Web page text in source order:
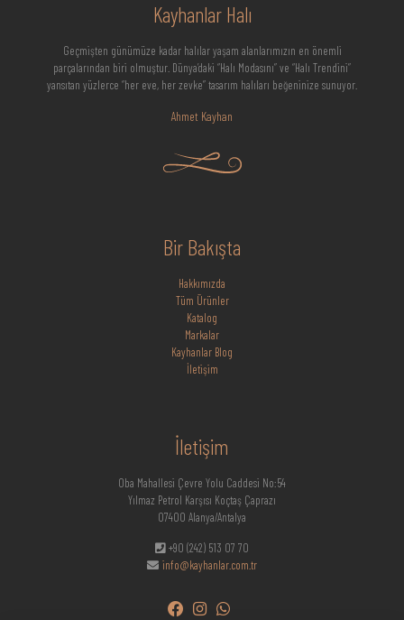
Kayhanlar Halı
Geçmişten günümüze kadar halılar yaşam alanlarımızın en önemli
parçalarından biri olmuştur. Dünya’daki “Halı Modasını” ve “Halı Trendini”
yansıtan yüzlerce “her eve, her zevke” tasarım halıları beğeninize sunuyor.
Ahmet Kayhan
Bir Bakışta
Hakkımızda
Tüm Ürünler
Katalog
Markalar
Kayhanlar Blog
İletişim
İletişim
Oba Mahallesi Çevre Yolu Caddesi No:54
Yılmaz Petrol Karşısı Koçtaş Çaprazı
07400 Alanya/Antalya
+90 (242) 513 07 70
info@kayhanlar.com.tr